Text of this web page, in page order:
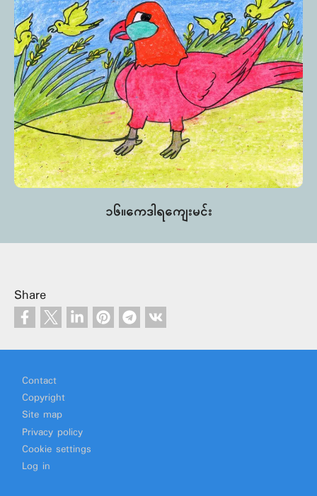
၁၆။ကေဒါရကျေးမင်း
Share
Contact
Copyright
Site map
Privacy policy
Cookie settings
Log in